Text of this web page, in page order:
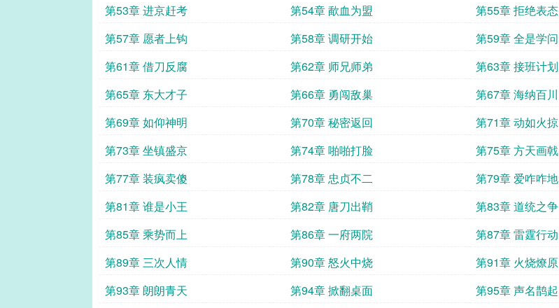
第53章 进京赶考
第54章 歃血为盟 第55章 拒绝表态
第57章 愿者上钩
第58章 调研开始 第59章 全是学问
第61章 借刀反腐
第62章 师兄师弟 第63章 接班计划
第65章 东大才子
第66章 勇闯敌巢 第67章 海纳百川
第69章 如仰神明
第70章 秘密返回 第71章 动如火掠
第73章 坐镇盛京
第74章 啪啪打脸 第75章 方天画戟
第77章 装疯卖傻
第78章 忠贞不二 第79章 爱咋咋地
第81章 谁是小王
第82章 唐刀出鞘 第83章 道统之争
第85章 乘势而上
第86章 一府两院 第87章 雷霆行动
第89章 三次人情
第90章 怒火中烧 第91章 火烧燎原
第93章 朗朗青天
第94章 掀翻桌面 第95章 声名鹊起